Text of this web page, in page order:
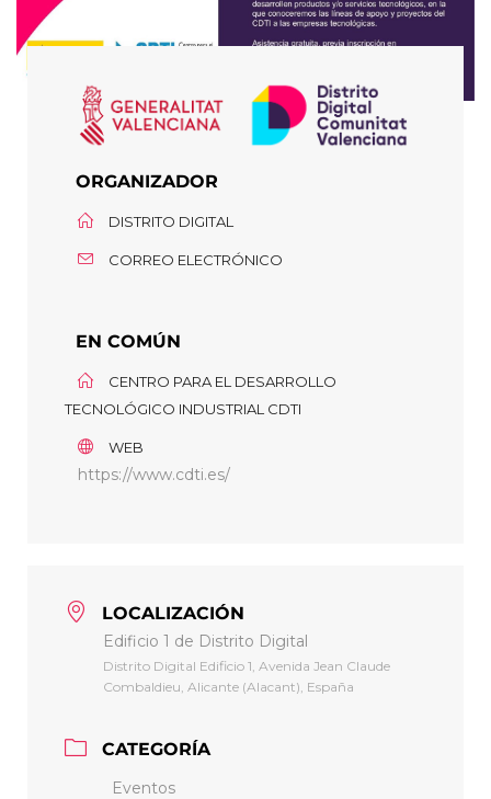
ORGANIZADOR
DISTRITO DIGITAL
CORREO ELECTRÓNICO
EN COMÚN
CENTRO PARA EL DESARROLLO
TECNOLÓGICO INDUSTRIAL CDTI
WEB
https://www.cdti.es/
LOCALIZACIÓN
Edificio 1 de Distrito Digital
Distrito Digital Edificio 1, Avenida Jean Claude
Combaldieu, Alicante (Alacant), España
CATEGORÍA
Eventos